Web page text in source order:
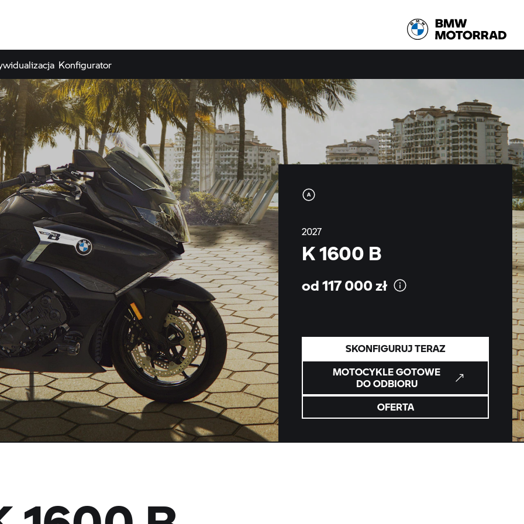
Konfigurator
2027
K 1600 B
od 117 000zł
SKONFIGURUJ TERAZ
MOTOCYKLE GOTOWE
DO ODBIORU
OFERTA